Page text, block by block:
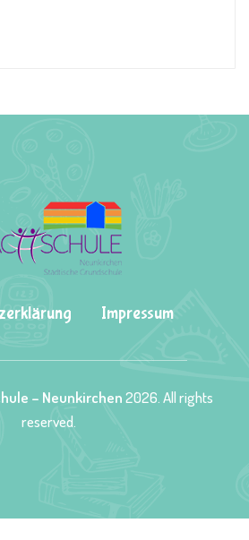
Impressum
– Neunkirchen2026. All rights
reserved.